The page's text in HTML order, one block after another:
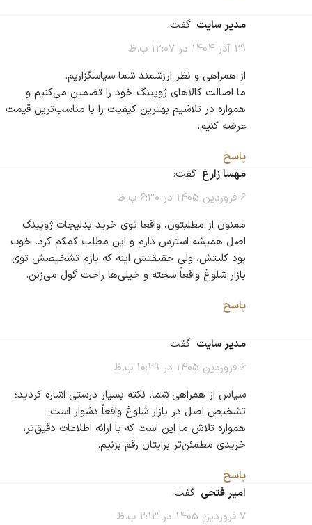
مدیر سایت گفت:
29 آذر 1404 در 12:07 ب.ظ
از همراهی و نظر ارزشمند شما سپاسگزاریم.
ما اصالت کالاهای ژوپینگ خود را تضمین می‌کنیم و
همواره در تلاشیم بهترین کیفیت را با مناسب‌ترین قیمت
عرضه کنیم.
پاسخ
مهسا زارع گفت:
6 فروردین 1405 در 6:30 ب.ظ
ممنون از مطلبتون، واقعا توی خرید بدلیجات ژوپینگ
اصل همیشه استرس دارم و این مطلب کمکم کرد. خوب
بود کلیتش، ولی حقیقتش اینه که بازم تشخیصش توی
بازار شلوغ واقعاً سخته و خیلی‌ها راحت گول می‌زنن.
پاسخ
مدیر سایت گفت:
6 فروردین 1405 در 10:29 ب.ظ
سپاس از همراهی شما. نکته‌ بسیار درستی اشاره کردید؛
تشخیص اصل در بازار شلوغ واقعاً دشوار است.
همواره تلاش ما این است که با ارائه اطلاعات دقیق‌تر،
خریدی مطمئن‌تر برایتان رقم بزنیم.
پاسخ
امیر فتحی گفت:
7 فروردین 1405 در 2:13 ب.ظ